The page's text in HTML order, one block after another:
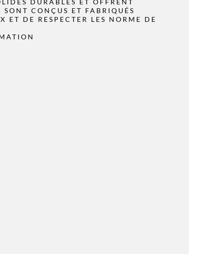
DURABLES ET OFFRENT
CONÇUS ET FABRIQUÉS
ET DE RESPECTER LES NORME DE